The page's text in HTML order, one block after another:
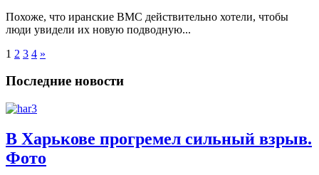
Похоже, что иранские ВМС действительно хотели, чтобы
люди увидели их новую подводную...
1 2 3 4 »
Последние новости
В Харькове прогремел сильный взрыв.
Фото